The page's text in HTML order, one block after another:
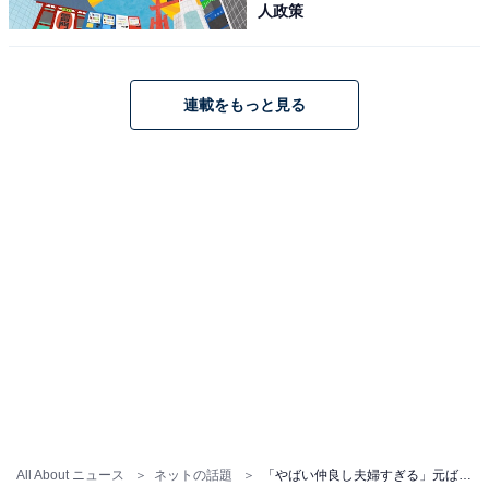
All About ニュース ネットの話題 「やばい仲良し夫婦すぎる」元ばんばんざい・るな、夫との“平成プリ”ショット公開「年齢書いたのだれ！笑笑」
人政策
連載をもっと見る